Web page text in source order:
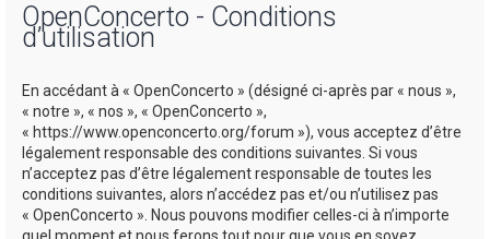
OpenConcerto - Conditions
d’utilisation
En accédant à « OpenConcerto » (désigné ci-après par « nous »,
« notre », « nos », « OpenConcerto »,
« https://www.openconcerto.org/forum »), vous acceptez d’être
légalement responsable des conditions suivantes. Si vous
n’acceptez pas d’être légalement responsable de toutes les
conditions suivantes, alors n’accédez pas et/ou n’utilisez pas
« OpenConcerto ». Nous pouvons modifier celles-ci à n’importe